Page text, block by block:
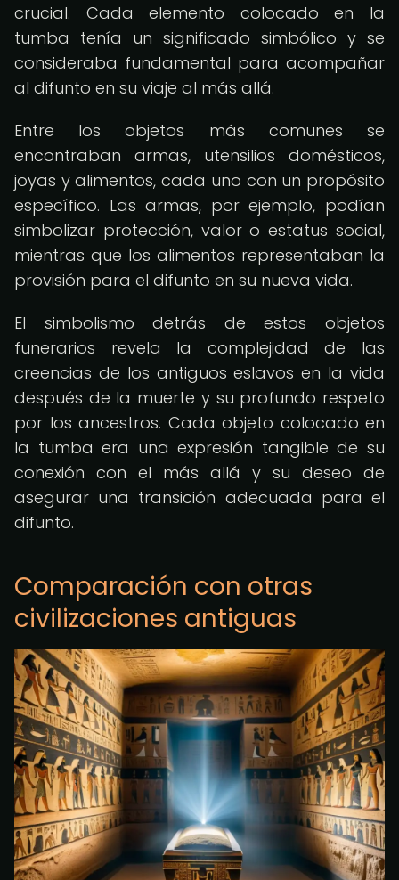
crucial. Cada elemento colocado en la
tumba tenía un significado simbólico y se
consideraba fundamental para acompañar
al difunto en su viaje al más allá.
Entre los objetos más comunes se
encontraban armas, utensilios domésticos,
joyas y alimentos, cada uno con un propósito
específico. Las armas, por ejemplo, podían
simbolizar protección, valor o estatus social,
mientras que los alimentos representaban la
provisión para el difunto en su nueva vida.
El simbolismo detrás de estos objetos
funerarios revela la complejidad de las
creencias de los antiguos eslavos en la vida
después de la muerte y su profundo respeto
por los ancestros. Cada objeto colocado en
la tumba era una expresión tangible de su
conexión con el más allá y su deseo de
asegurar una transición adecuada para el
difunto.
Comparación con otras
civilizaciones antiguas